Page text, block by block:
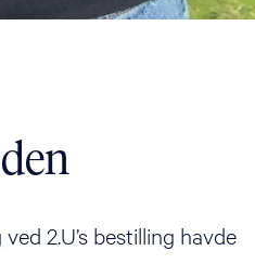
2.U’s bestilling havde